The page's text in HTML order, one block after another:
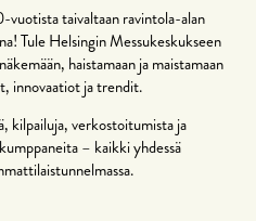
taivaltaan ravintola-alan
Tule Helsingin Messukeskukseen
haistamaan ja maistamaan
innovaatiot ja trendit.
kilpailuja, verkostoitumista ja
– kaikki yhdessä